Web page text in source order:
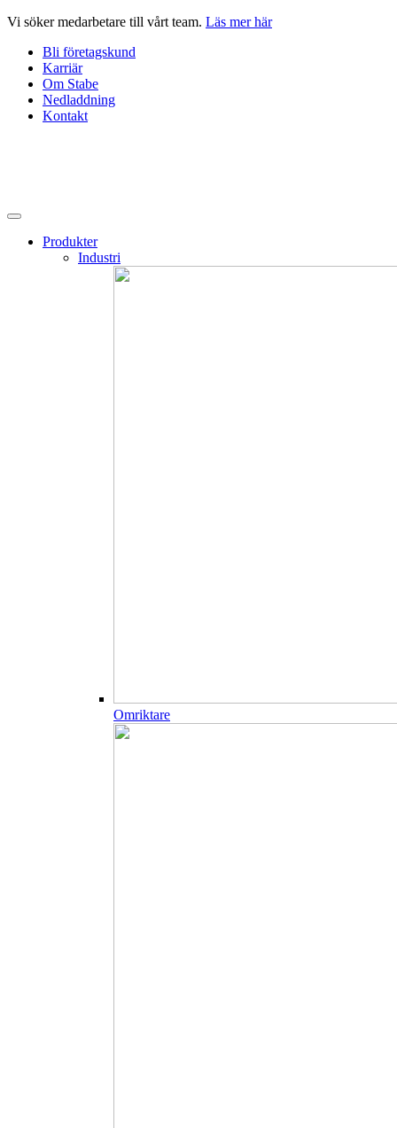
Hoppa
innehåll
Vi söker medarbetare till vårt team. Läs mer här
Bli företagskund
Karriär
Om Stabe
Nedladdning
Kontakt
Produkter
Industri
Omriktare